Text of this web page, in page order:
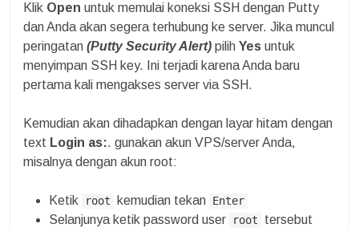
Klik Open untuk memulai koneksi SSH dengan Putty
dan Anda akan segera terhubung ke server. Jika muncul
peringatan (Putty Security Alert) pilih Yes untuk
menyimpan SSH key. Ini terjadi karena Anda baru
pertama kali mengakses server via SSH.
Kemudian akan dihadapkan dengan layar hitam dengan
text Login as:. gunakan akun VPS/server Anda,
misalnya dengan akun root:
Ketik root kemudian tekan Enter
Selanjunya ketik password user root tersebut